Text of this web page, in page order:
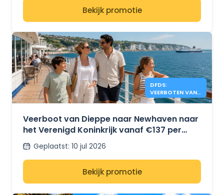
Bekijk promotie
DFDS:
VEERBOTEN VAN
DIEPPE NAAR
VANAF €137
Veerboot van Dieppe naar Newhaven naar
het Verenigd Koninkrijk vanaf €137 per
auto + 4 personen met DFDS
Geplaatst: 10 jul 2026
Bekijk promotie